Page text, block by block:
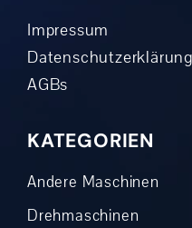
Impressum
Datenschutzerklärung
AGBs
KATEGORIEN
Andere Maschinen
Drehmaschinen